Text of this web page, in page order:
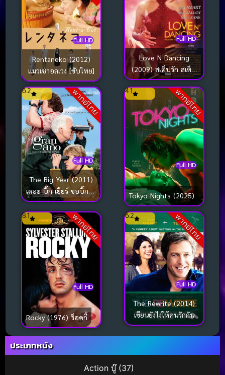
Full HD
Rentaneko (2012)
แมวเช่าอลเวง [ซับไทย]
Full HD
Love N Dancing
(2009) สเต็ปรัก สเต็ป
ฝัน
พากย์ไทย
Full HD
6.2
The Big Year (2011)
เดอะ บิ๊ก เยียร์ ขอบิ๊กสัก
ปีนะ
พากย์ไทย
Full HD
4.1
Tokyo Nights (2025)
พากย์ไทย
Full HD
8.1
Rocky (1976) ร็อคกี้
พากย์ไทย
Full HD
6.2
The Rewrite (2014)
เขียนยังไงให้คนรักกัน
ประเภทหนัง
Action บู๊(37)